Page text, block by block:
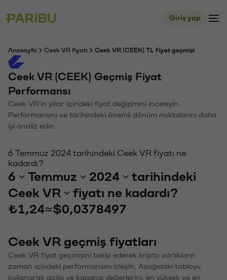
Giriş yap
Anasayfa Ceek VR fiyatı Ceek VR (CEEK) TL fiyat geçmişi
Ceek VR (CEEK) Geçmiş Fiyat
Performansı
Ceek VR'in yıllar içindeki fiyat değişimini inceleyin.
Performansını ve tarihindeki önemli dönüm noktalarını daha
iyi analiz edin.
6 Temmuz 2024 tarihindeki Ceek VR fiyatı ne
kadardı?
6 Temmuz 2024
tarihindeki
Ceek VR
fiyatı ne kadardı?
₺1,24≈$0,0378497
Ceek VR geçmiş fiyatları
Ceek VR fiyat geçmişini takip ederek kripto varlıkların
zaman içindeki performansını izleyin. Aşağıdaki tabloyu
kullanarak açılış ve kapanış değerlerini, en yüksek ve en